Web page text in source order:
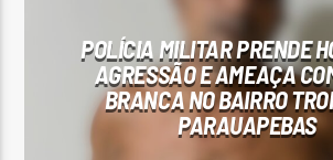
POLÍCIA MILITAR PRENDE
AGRESSÃO E AMEAÇA
BRANCA NO BAIRRO
PARAUAPEBAS